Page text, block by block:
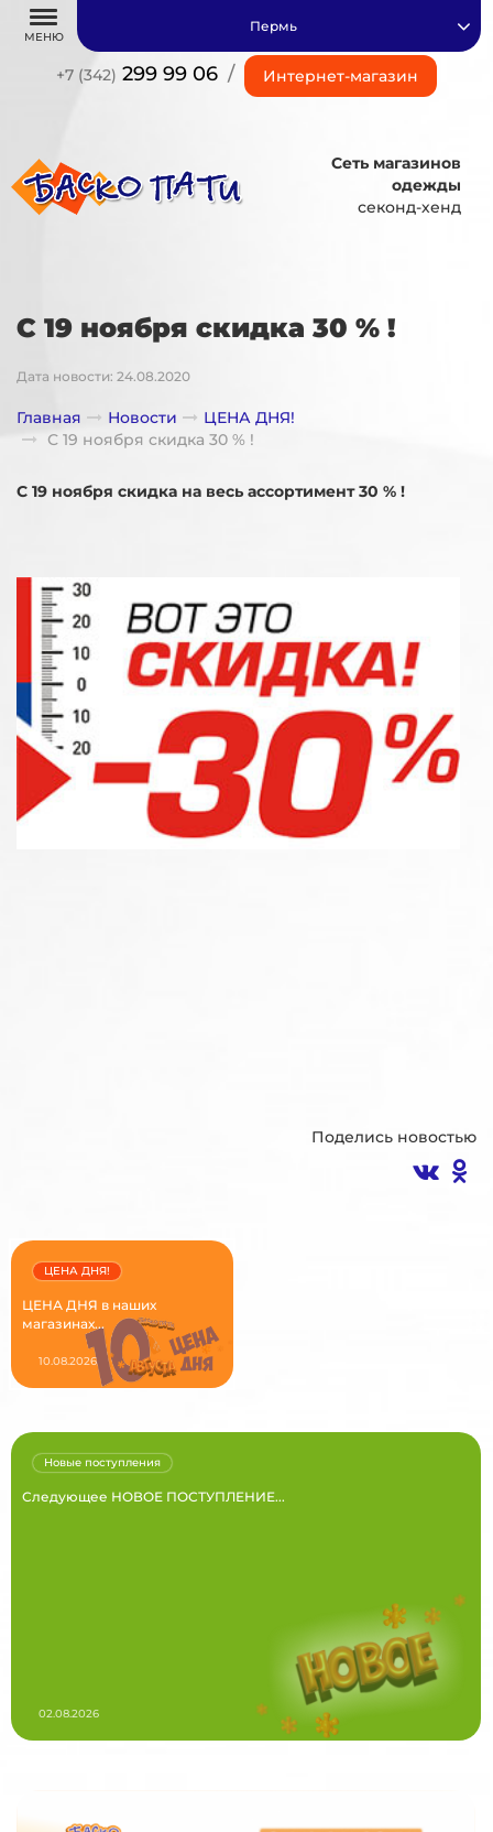
МЕНЮ
+7 (342) 299 99 06 / Интернет-магазин
Пермь
Сеть магазинов
одежды
секонд-хенд
С 19 ноября скидка 30 % !
Дата новости: 24.08.2020
Главная Новости
ЦЕНА ДНЯ!
С 19 ноября скидка 30 % !
С 19 ноября скидка на весь ассортимент 30 % !
Поделись новостью
ЦЕНА ДНЯ в наших
магазинах...
ЦЕНА ДНЯ!
10.08.2026
Следующее НОВОЕ ПОСТУПЛЕНИЕ...
Новые поступления
02.08.2026